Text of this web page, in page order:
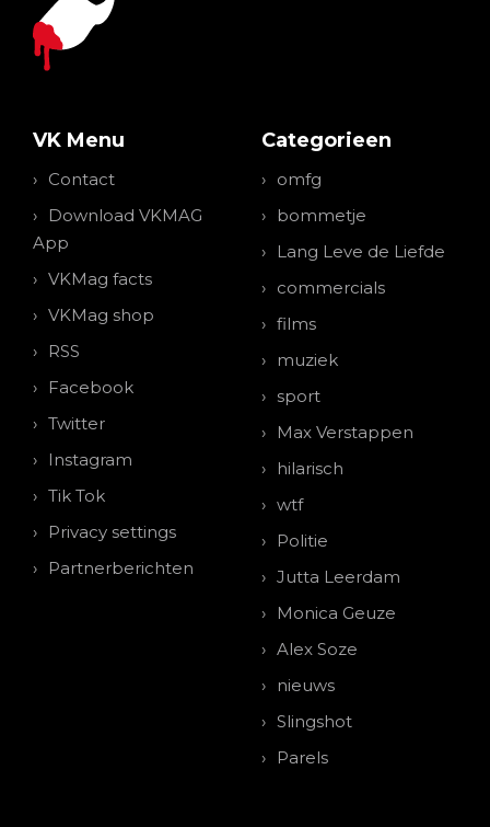
VK Menu
Contact
Download VKMAG
App
VKMag facts
VKMag shop
RSS
Facebook
Twitter
Instagram
Tik Tok
Privacy settings
Partnerberichten
Categorieen
omfg
bommetje
Lang Leve de Liefde
commercials
films
muziek
sport
Max Verstappen
hilarisch
wtf
Politie
Jutta Leerdam
Monica Geuze
Alex Soze
nieuws
Slingshot
Parels